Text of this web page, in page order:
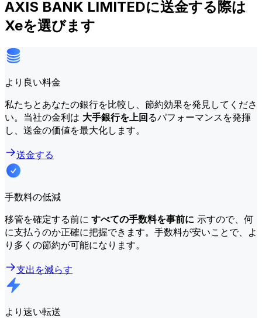
AXIS BANK LIMITEDに送金する際は
Xeを選びます
より良い料金
私たちとあなたの銀行を比較し、節約効果を発見してくださ
い。当社の金利は 大手銀行を上回るパフォーマンスを発揮
し、送金の価値を最大化します。
送金する
手数料の低減
移管を確定する前に すべての手数料を事前に 示すので、何
に支払うのか正確に把握できます。手数料が安いことで、よ
り多くの節約が可能になります。
支出を減らす
より速い転送